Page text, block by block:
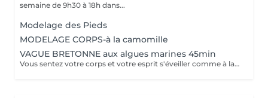
semaine de 9h30 à 18h dans...
Modelage des Pieds
MODELAGE CORPS-à la camomille
VAGUE BRETONNE aux algues marines 45min
Vous sentez votre corps et votre esprit s'éveiller comme à la suite d'un bain dans l'OCEAN. Vous vous sentez légère et revitalisée. Vos jambes retrouvent leur tonicité et leur confort.